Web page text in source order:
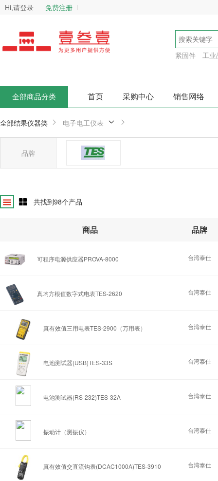
Hi,请登录 免费注册
紧固件 工业
全部商品分类 首页 采购中心 销售网络
全部结果仪器类 电子电工仪表
品牌
台湾泰仕
共找到98个产品
商品 品牌
可程序电源供应器PROVA-8000 台湾泰仕
真均方根值数字式电表TES-2620 台湾泰仕
真有效值三用电表TES-2900（万用表） 台湾泰仕
电池测试器(USB)TES-33S 台湾泰仕
电池测试器(RS-232)TES-32A 台湾泰仕
振动计（测振仪） 台湾泰仕
真有效值交直流钩表(DCAC1000A)TES-3910 台湾泰仕